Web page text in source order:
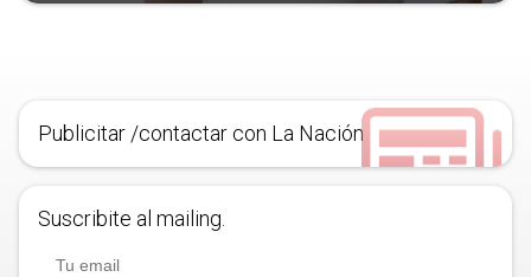
Publicitar /contactar con La Nación
Suscribite al mailing.